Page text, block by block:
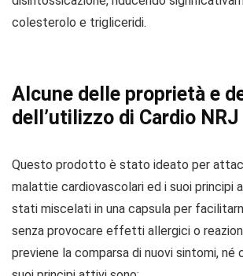
colesterolo e trigliceridi.
Alcune delle proprietà e
dell’utilizzo di Cardio NRJ
Questo prodotto è stato ideato per
malattie cardiovascolari ed i suoi principi
stati miscelati in una capsula per
senza provocare effetti allergici o
previene la comparsa di nuovi sintomi, né